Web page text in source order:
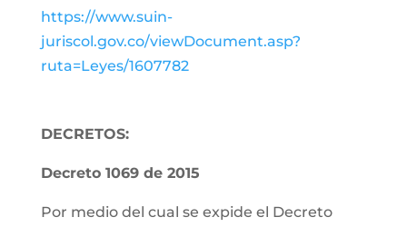
https://www.suin-
juriscol.gov.co/viewDocument.asp?
ruta=Leyes/1607782
DECRETOS:
Decreto 1069 de 2015
Por medio del cual se expide el Decreto